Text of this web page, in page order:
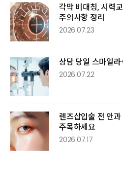
각막 비대칭, 시력
주의사항 정리
2026.07.23
상담 당일 스마일
2026.07.22
렌즈삽입술 전 안
주목하세요
2026.07.17